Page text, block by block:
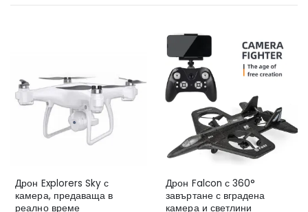
Дрон Explorers Sky с
камера, предаваща в
реално време
Дрон Falcon с 360°
завъртане с вградена
камера и светлини